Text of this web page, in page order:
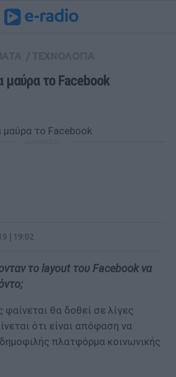
μαύρα το Facebook
| 19:02
το layout του Facebook να
θα δοθεί σε λίγες
ότι είναι απόφαση να
πλατφόρμα κοινωνικής